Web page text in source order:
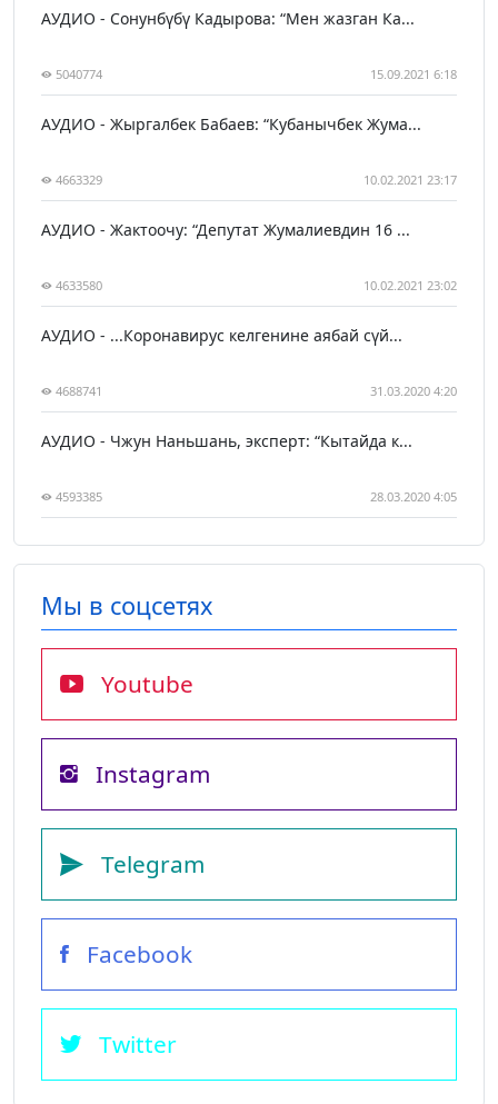
АУДИО - Сонунбүбү Кадырова: “Мен жазган Ка...
5040774 15.09.2021 6:18
АУДИО - Жыргалбек Бабаев: “Кубанычбек Жума...
4663329 10.02.2021 23:17
АУДИО - Жактоочу: “Депутат Жумалиевдин 16 ...
4633580 10.02.2021 23:02
АУДИО - ...Коронавирус келгенине аябай сүй...
4688741 31.03.2020 4:20
АУДИО - Чжун Наньшань, эксперт: “Кытайда к...
4593385 28.03.2020 4:05
Мы в соцсетях
Youtube
Instagram
Telegram
Facebook
Twitter